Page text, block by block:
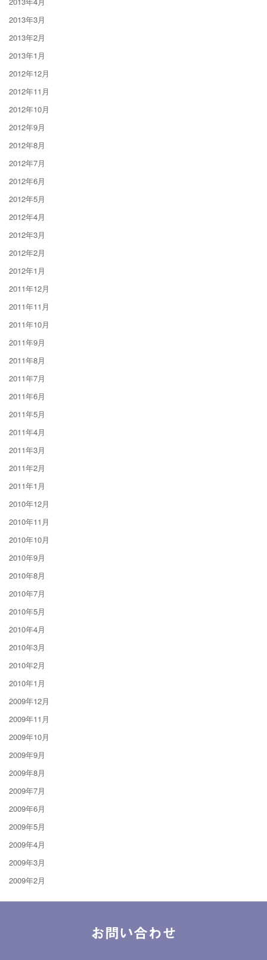
2013年3月
2013年2月
2013年1月
2012年12月
2012年11月
2012年10月
2012年9月
2012年8月
2012年7月
2012年6月
2012年5月
2012年4月
2012年3月
2012年2月
2012年1月
2011年12月
2011年11月
2011年10月
2011年9月
2011年8月
2011年7月
2011年6月
2011年5月
2011年4月
2011年3月
2011年2月
2011年1月
2010年12月
2010年11月
2010年10月
2010年9月
2010年8月
2010年7月
2010年5月
2010年4月
2010年3月
2010年2月
2010年1月
2009年12月
2009年11月
2009年10月
2009年9月
2009年8月
2009年7月
2009年6月
2009年5月
2009年4月
2009年3月
2009年2月
お問い合わせ